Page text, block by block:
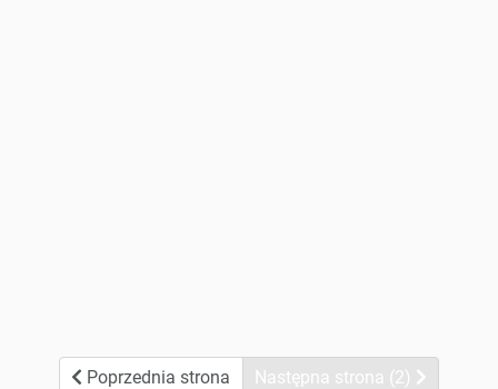
Poprzednia strona Następna strona (2)